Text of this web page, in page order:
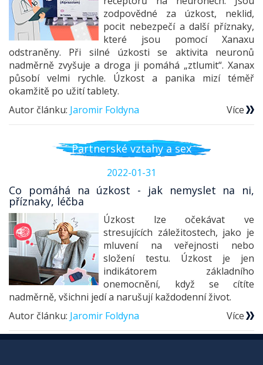
zodpovědné za úzkost, neklid,
pocit nebezpečí a další příznaky,
které jsou pomocí Xanaxu
odstraněny. Při silné úzkosti se aktivita neuronů
nadměrně zvyšuje a droga ji pomáhá „ztlumit“. Xanax
působí velmi rychle. Úzkost a panika mizí téměř
okamžitě po užití tablety.
Autor článku: Jaromir Foldyna Více
Partnerské vztahy a sex
2022-01-31
Co pomáhá na úzkost - jak nemyslet na ni,
příznaky, léčba
Úzkost lze očekávat ve
stresujících záležitostech, jako je
mluvení na veřejnosti nebo
složení testu. Úzkost je jen
indikátorem základního
onemocnění, když se cítíte
nadměrně, všichni jedí a narušují každodenní život.
Autor článku: Jaromir Foldyna Více